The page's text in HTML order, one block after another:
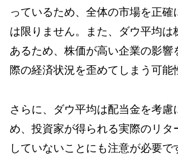
っているため、全体の市場を正確
は限りません。また、ダウ平均は
あるため、株価が高い企業の影響
際の経済状況を歪めてしまう可能
さらに、ダウ平均は配当金を考慮
め、投資家が得られる実際のリタ
していないことにも注意が必要で